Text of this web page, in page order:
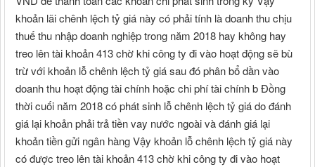
khoản lãi chênh lệch tỷ giá này có phải tính là doanh thu chịu
thuế thu nhập doanh nghiệp trong năm 2018 hay không hay
treo lên tài khoản 413 chờ khi công ty đi vào hoạt động sẽ bù
trừ với khoản lỗ chênh lệch tỷ giá sau đó phân bổ dần vào
doanh thu hoạt động tài chính hoặc chi phí tài chính b Đồng
thời cuối năm 2018 có phát sinh lỗ chênh lệch tỷ giá do đánh
giá lại khoản phải trả tiền vay nước ngoài và đánh giá lại
khoản tiền gửi ngân hàng Vậy khoản lỗ chênh lệch tỷ giá này
có được treo lên tài khoản 413 chờ khi công ty đi vào hoạt